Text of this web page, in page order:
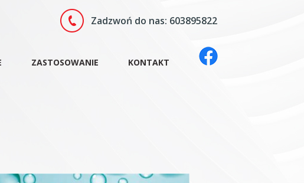
Zadzwoń do nas: 603895822
ZASTOSOWANIE KONTAKT